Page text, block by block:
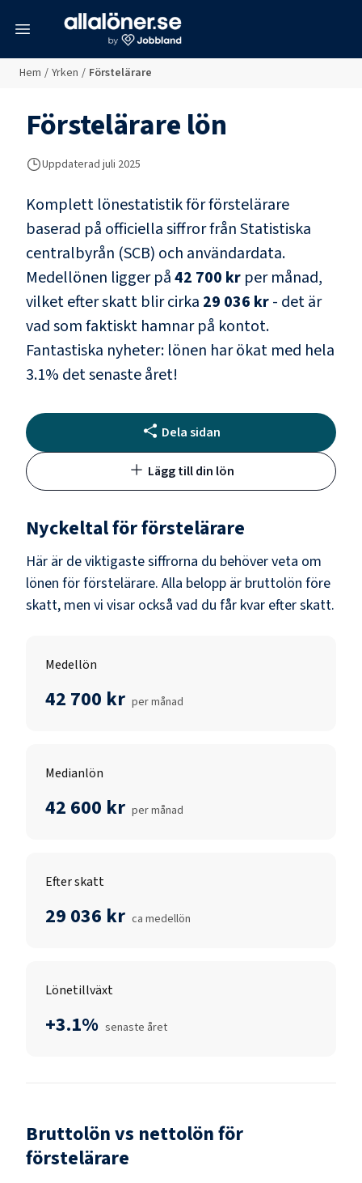
Hem / Yrken / Förstelärare
Förstelärarelön
Uppdaterad juli 2025
Komplett lönestatistik förförstelärare
baserad på officiella siffror från Statistiska
centralbyrån (SCB) och användardata.
Medellönen ligger på42 700 kr per månad,
vilket efter skatt blir cirka 29 036 kr- det är
vad som faktiskt hamnar på kontot.
Fantastiska nyheter: lönen har ökat med hela
3.1% det senaste året!
Dela sidan
Lägg till din lön
Nyckeltal förförstelärare
Här är de viktigaste siffrorna du behöver veta om
lönen förförstelärare. Alla belopp är bruttolön före
skatt, men vi visar också vad du får kvar efter skatt.
Medellön
42 700 kr per månad
Medianlön
42 600 kr per månad
Efter skatt
29 036 kr ca medellön
Lönetillväxt
+3.1% senaste året
Bruttolön vs nettolön för
förstelärare